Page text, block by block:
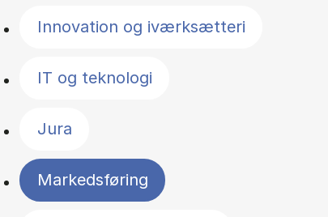
Innovation og iværksætteri
IT og teknologi
Jura
Markedsføring